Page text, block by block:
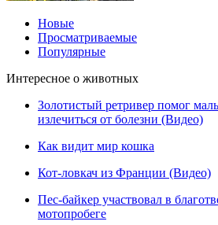
Новые
Просматриваемые
Популярные
Интересное о животных
Золотистый ретривер помог
излечиться от болезни (Видео)
Как видит мир кошка
Кот-ловкач из Франции (Видео)
Пес-байкер участвовал в
мотопробеге